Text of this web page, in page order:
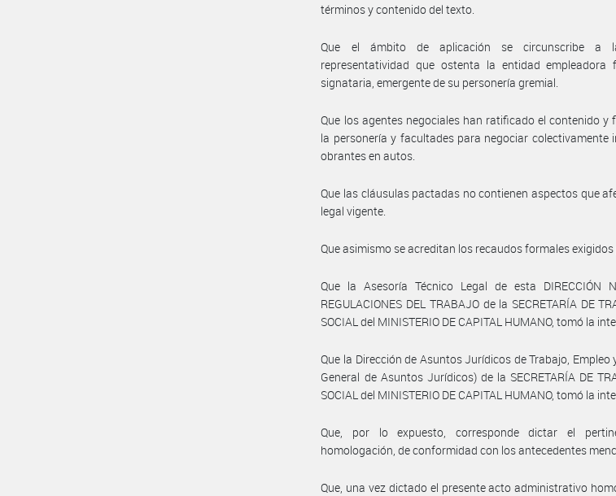
términos y contenido del texto.
Que el ámbito de aplicación se circunscribe a
representatividad que ostenta la entidad
signataria, emergente de su personería gremial.
Que los agentes negociales han ratificado el contenido
la personería y facultades para negociar colectivamente
obrantes en autos.
Que las cláusulas pactadas no contienen aspectos que
legal vigente.
Que asimismo se acreditan los recaudos formales exigidos
Que la Asesoría Técnico Legal de esta DIRECCIÓN
REGULACIONES DEL TRABAJO de la SECRETARÍA DE
SOCIAL del MINISTERIO DE CAPITAL HUMANO, tomó la
Que la Dirección de Asuntos Jurídicos de Trabajo, Empleo
General de Asuntos Jurídicos) de la SECRETARÍA DE
SOCIAL del MINISTERIO DE CAPITAL HUMANO, tomó la
Que, por lo expuesto, corresponde dictar el
homologación, de conformidad con los antecedentes
Que, una vez dictado el presente acto administrativo